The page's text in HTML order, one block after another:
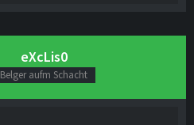
eXcLis0
Belger aufm Schacht